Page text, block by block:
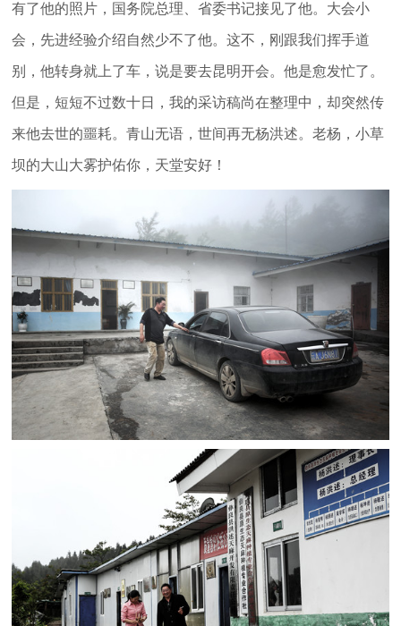
有了他的照片，国务院总理、省委书记接见了他。大会小
会，先进经验介绍自然少不了他。这不，刚跟我们挥手道
别，他转身就上了车，说是要去昆明开会。他是愈发忙了。
但是，短短不过数十日，我的采访稿尚在整理中，却突然传
来他去世的噩耗。青山无语，世间再无杨洪述。老杨，小草
坝的大山大雾护佑你，天堂安好！